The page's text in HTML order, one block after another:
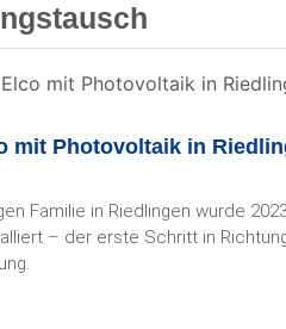
mit Photovoltaik in
Familie in Riedlingen wurde
– der erste Schritt in